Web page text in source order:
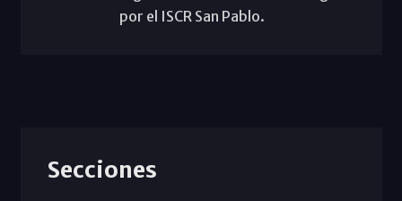
por el ISCR San Pablo.
Secciones